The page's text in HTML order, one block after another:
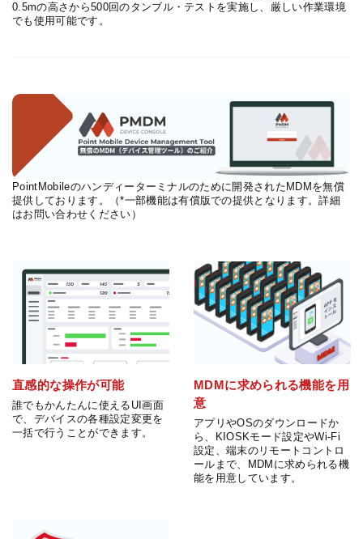
0.5mの高さから500回のタンブル・テストを実施し、厳しい作業環境
でも使用可能です。
PointMobileのハンディーターミナルのために開発されたMDMを無償
提供しております。（*一部機能は有償版での提供となります。詳細
はお問い合わせください）
直感的な操作が可能
誰でもかんたんに使えるUI画面
で、デバイスの各種設定変更を
一括で行うことができます。
MDMに求められる機能を用
意
アプリやOSのダウンロードか
ら、KIOSKモード設定やWi-Fi
設定、端末のリモートコントロ
ールまで、MDMに求められる機
能を用意しています。